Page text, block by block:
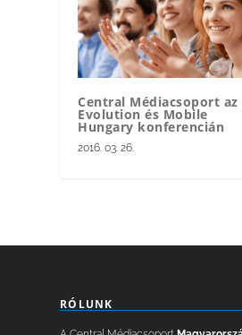
Central Médiacsoport az
Evolution és Mobile
Hungary konferencián
2016. 03. 26.
RÓLUNK